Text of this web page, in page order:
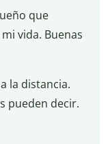
que
vida. Buenas
la distancia.
pueden decir.